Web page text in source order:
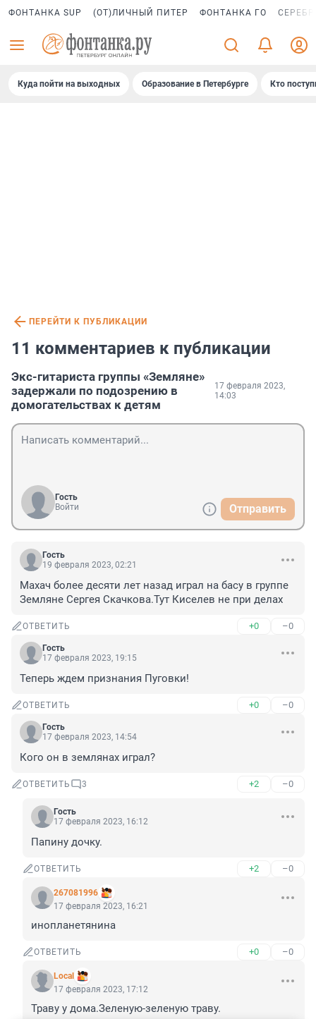
ФОНТАНКА SUP (ОТ)ЛИЧНЫЙ ПИТЕР ФОНТАНКА ГО
Куда пойти на выходных Образование в Петербурге Кто
ПЕРЕЙТИ К ПУБЛИКАЦИИ
11 комментариев к публикации
Экс-гитариста группы «Земляне»
задержали по подозрению в
домогательствах к детям
17 февраля 2023,
14:03
Гость
Войти
Отправить
Гость
19 февраля 2023, 02:21
Махач более десяти лет назад играл на басу в группе
Земляне Сергея Скачкова.Тут Киселев не при делах
ОТВЕТИТЬ +0 –0
Гость
17 февраля 2023, 19:15
Теперь ждем признания Пуговки!
ОТВЕТИТЬ +0 –0
Гость
17 февраля 2023, 14:54
Кого он в землянах играл?
ОТВЕТИТЬ 3 +2 –0
Гость
17 февраля 2023, 16:12
Папину дочку.
ОТВЕТИТЬ +2 –0
267081996
17 февраля 2023, 16:21
инопланетянина
ОТВЕТИТЬ +0 –0
Local
17 февраля 2023, 17:12
Траву у дома.Зеленую-зеленую траву.